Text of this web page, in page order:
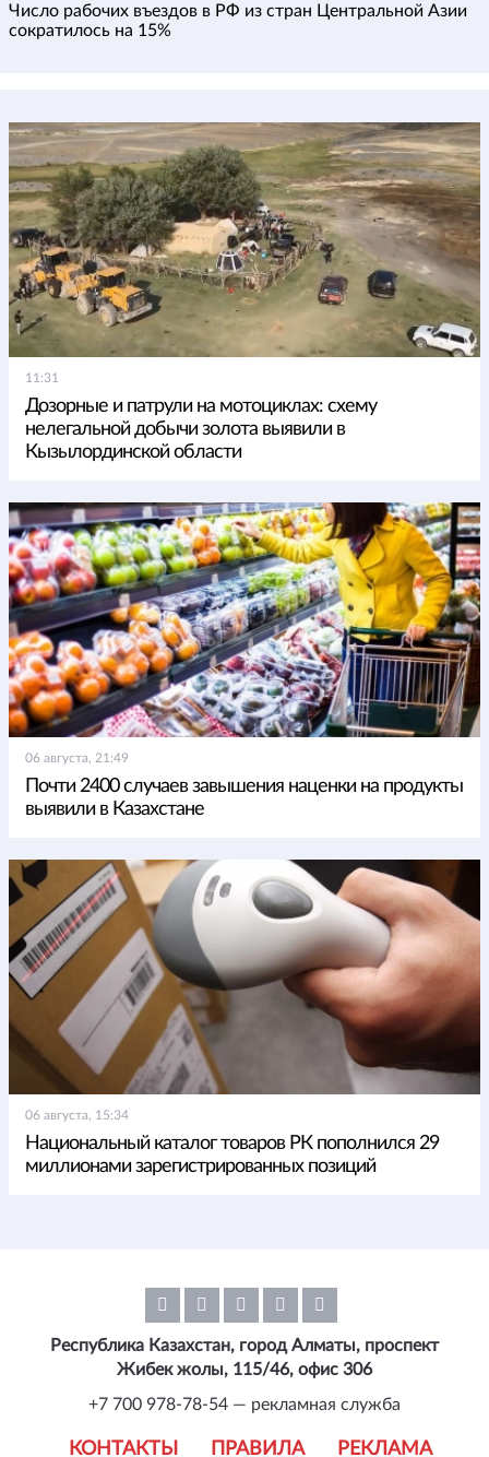
Число рабочих въездов в РФ из стран Центральной Азии
сократилось на 15%
11:31
Дозорные и патрули на мотоциклах: схему
нелегальной добычи золота выявили в
Кызылординской области
06 августа, 21:49
Почти 2400 случаев завышения наценки на продукты
выявили в Казахстане
06 августа, 15:34
Национальный каталог товаров РК пополнился 29
миллионами зарегистрированных позиций
КОНТАКТЫ ПРАВИЛА РЕКЛАМА
Республика Казахстан, город Алматы, проспект
Жибек жолы, 115/46, офис 306
+7 700 978-78-54 — рекламная служба